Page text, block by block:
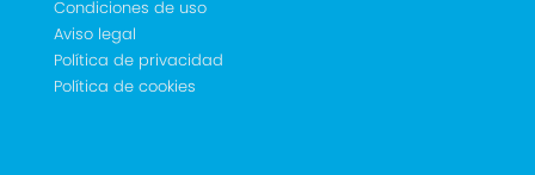
Condiciones de uso
Aviso legal
Política de privacidad
Política de cookies